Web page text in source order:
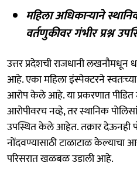
महिला अधिकाऱ्याने
वर्तणुकीवर गंभीर प्रश्न
उत्तर प्रदेशची राजधानी
आहे. एका महिला इंस्पेक्टरने
आरोप केले आहे. या प्रकरणात
आरोपीवरच नव्हे, तर स्थानिक
उपस्थित केले आहेत. तक्रार
नोंदवण्यासाठी टाळाटाळ
परिसरात खळबळ उडाली आहे.